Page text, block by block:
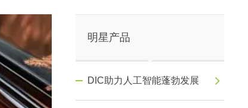
明星产品
DIC助力人工智能蓬勃发展